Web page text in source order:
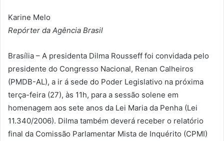
Karine Melo
Repórter da Agência Brasil
Brasília – A presidenta Dilma Rousseff foi convidada pelo
presidente do Congresso Nacional, Renan Calheiros
(PMDB-AL), a ir á sede do Poder Legislativo na próxima
terça-feira (27), às 11h, para a sessão solene em
homenagem aos sete anos da Lei Maria da Penha (Lei
11.340/2006). Dilma também deverá receber o relatório
final da Comissão Parlamentar Mista de Inquérito (CPMI)